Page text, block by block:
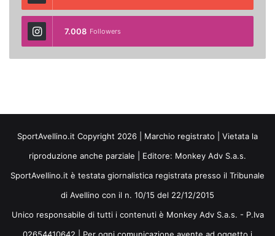
7.008 Followers
SportAvellino.it Copyright 2026 | Marchio registrato | Vietata la
riproduzione anche parziale | Editore: Monkey Adv S.a.s.
SportAvellino.it è testata giornalistica registrata presso il Tribunale
di Avellino con il n. 10/15 del 22/12/2015
Unico responsabile di tutti i contenuti è Monkey Adv S.a.s. - P.Iva